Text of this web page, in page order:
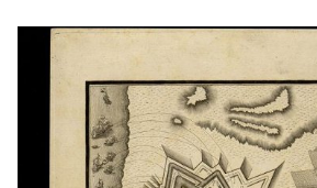
644488380.jpg